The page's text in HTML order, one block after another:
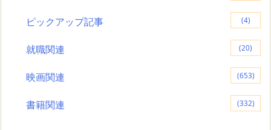
ピックアップ記事 (4)
就職関連 (20)
映画関連 (653)
書籍関連 (332)